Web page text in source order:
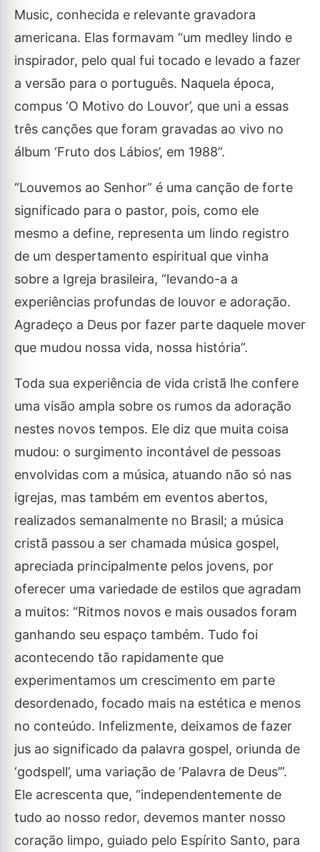
Music, conhecida e relevante gravadora
americana. Elas formavam “um medley lindo e
inspirador, pelo qual fui tocado e levado a fazer
a versão para o português. Naquela época,
compus ‘O Motivo do Louvor’, que uni a essas
três canções que foram gravadas ao vivo no
álbum ‘Fruto dos Lábios’, em 1988”.
“Louvemos ao Senhor” é uma canção de forte
significado para o pastor, pois, como ele
mesmo a define, representa um lindo registro
de um despertamento espiritual que vinha
sobre a Igreja brasileira, “levando-a a
experiências profundas de louvor e adoração.
Agradeço a Deus por fazer parte daquele mover
que mudou nossa vida, nossa história”.
Toda sua experiência de vida cristã lhe confere
uma visão ampla sobre os rumos da adoração
nestes novos tempos. Ele diz que muita coisa
mudou: o surgimento incontável de pessoas
envolvidas com a música, atuando não só nas
igrejas, mas também em eventos abertos,
realizados semanalmente no Brasil; a música
cristã passou a ser chamada música gospel,
apreciada principalmente pelos jovens, por
oferecer uma variedade de estilos que agradam
a muitos: “Ritmos novos e mais ousados foram
ganhando seu espaço também. Tudo foi
acontecendo tão rapidamente que
experimentamos um crescimento em parte
desordenado, focado mais na estética e menos
no conteúdo. Infelizmente, deixamos de fazer
jus ao significado da palavra gospel, oriunda de
‘godspell’, uma variação de ‘Palavra de Deus’”.
Ele acrescenta que, “independentemente de
tudo ao nosso redor, devemos manter nosso
coração limpo, guiado pelo Espírito Santo, para